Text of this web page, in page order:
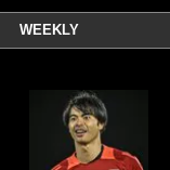
WEEKLY